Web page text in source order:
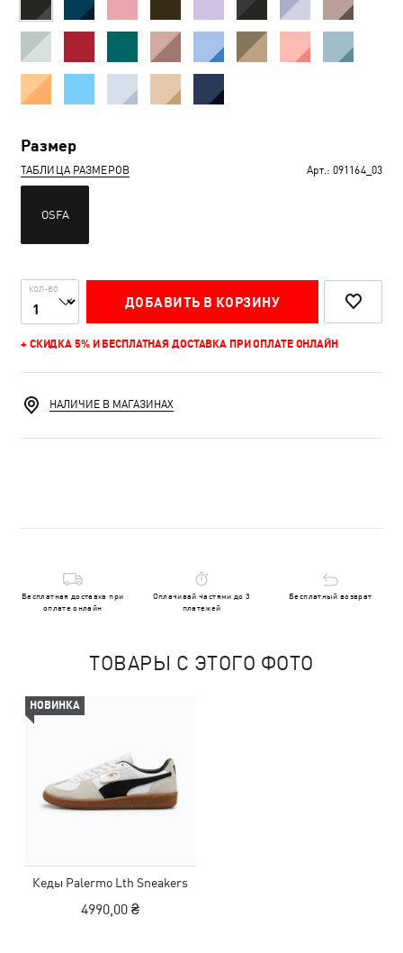
Размер
ТАБЛИЦА РАЗМЕРОВ Арт.: 091164_03
OSFA
КОЛ-ВО
ДОБАВИТЬ В КОРЗИНУ
+ СКИДКА 5% И БЕСПЛАТНАЯ ДОСТАВКА ПРИ ОПЛАТЕ ОНЛАЙН
НАЛИЧИЕ В МАГАЗИНАХ
Бесплатная доставка при
оплате онлайн
Оплачивай частями до 3
платежей
Бесплатный возврат
ТОВАРЫ С ЭТОГО ФОТО
НОВИНКА
Кеды Palermo Lth Sneakers
4990,00 ₴